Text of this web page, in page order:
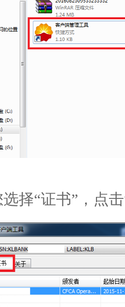
“证书”，点击